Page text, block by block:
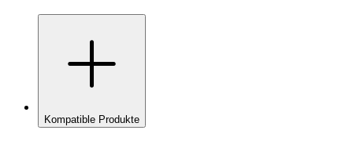
add
Kompatible Produkte